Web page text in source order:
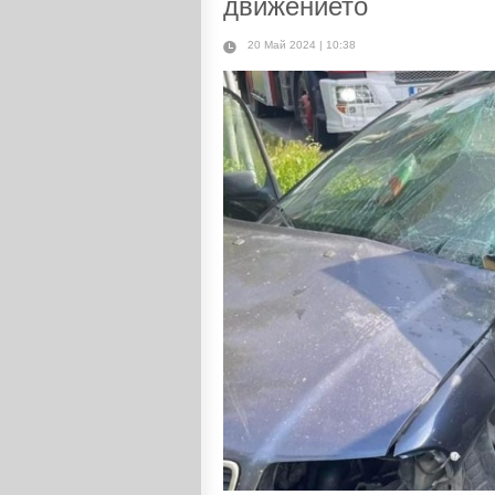
движението
20 Май 2024 | 10:38